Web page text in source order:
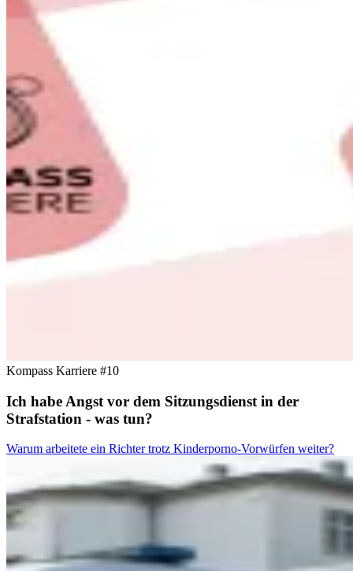
Kompass Karriere #10
Ich habe Angst vor dem Sitzungsdienst in der
Strafstation - was tun?
Warum arbeitete ein Richter trotz Kinderporno-Vorwürfen weiter?